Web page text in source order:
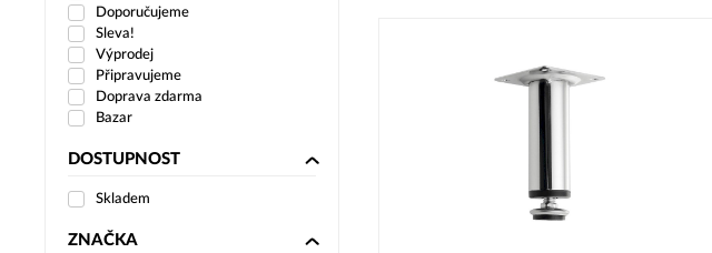
Doporučujeme
Sleva!
Výprodej
Připravujeme
Doprava zdarma
Bazar
DOSTUPNOST
Skladem
ZNAČKA